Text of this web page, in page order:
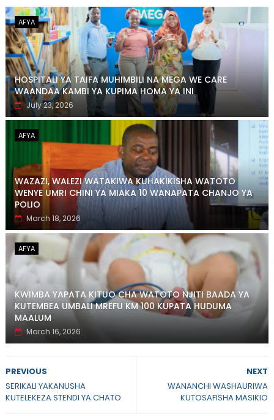
AFYA
HOSPITALI YA TAIFA MUHIMBILI NA MEGA WE CARE
WAANDAA KAMBI YA KUPIMA HOMA YA INI
July 23, 2026
AFYA
WAZAZI, WALEZI WATAKIWA KUHAKIKISHA WATOTO
WENYE UMRI CHINI YA MIAKA 10 WANAPATA CHANJO YA
POLIO
March 18, 2026
AFYA
KWIMBA YAPATA KITUO CHA WATOTO NJITI BAADA YA
KUTEMBEA UMBALI MREFU KM 100 KUPATA HUDUMA
MAALUM
March 16, 2026
NEXT
WANANCHI WASHAURIWA
KUTOSAFISHA MASIKIO
PREVIOUS
SERIKALI YAKANUSHA
KUTELEKEZA STENDI YA CHATO